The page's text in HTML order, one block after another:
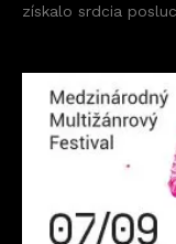
získalo srdcia